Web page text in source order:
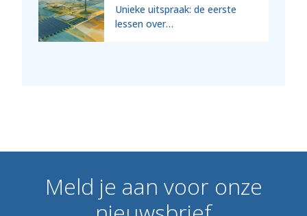
Unieke uitspraak: de eerste
lessen over…
Meld je aan voor onze